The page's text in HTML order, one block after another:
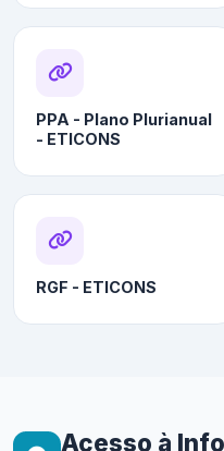
PPA - Plano Plurianual
- ETICONS
RGF - ETICONS
Acesso à